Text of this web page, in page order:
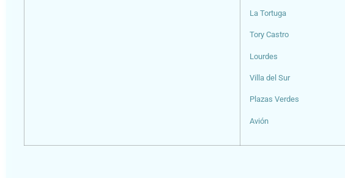
La Tortuga
Tory Castro
Lourdes
Villa del Sur
Plazas Verdes
Avión